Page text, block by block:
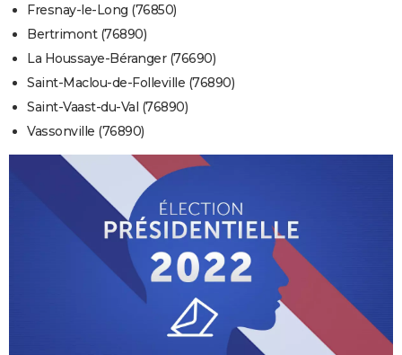
Fresnay-le-Long (76850)
Bertrimont (76890)
La Houssaye-Béranger (76690)
Saint-Maclou-de-Folleville (76890)
Saint-Vaast-du-Val (76890)
Vassonville (76890)